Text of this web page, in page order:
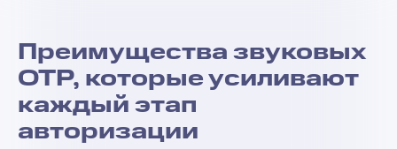
Преимущества звуковых
OTP, которые усиливают
каждый этап
авторизации